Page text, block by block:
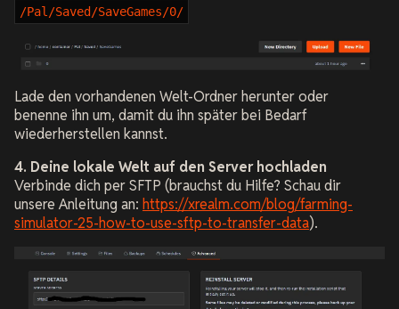
/Pal/Saved/SaveGames/0/
Lade den vorhandenen Welt-Ordner herunter oder
benenne ihn um, damit du ihn später bei Bedarf
wiederherstellen kannst.
4. Deine lokale Welt auf den Server hochladen
Verbinde dich per SFTP (brauchst du Hilfe? Schau dir
unsere Anleitung an: https://xrealm.com/blog/farming-
simulator-25-how-to-use-sftp-to-transfer-data).